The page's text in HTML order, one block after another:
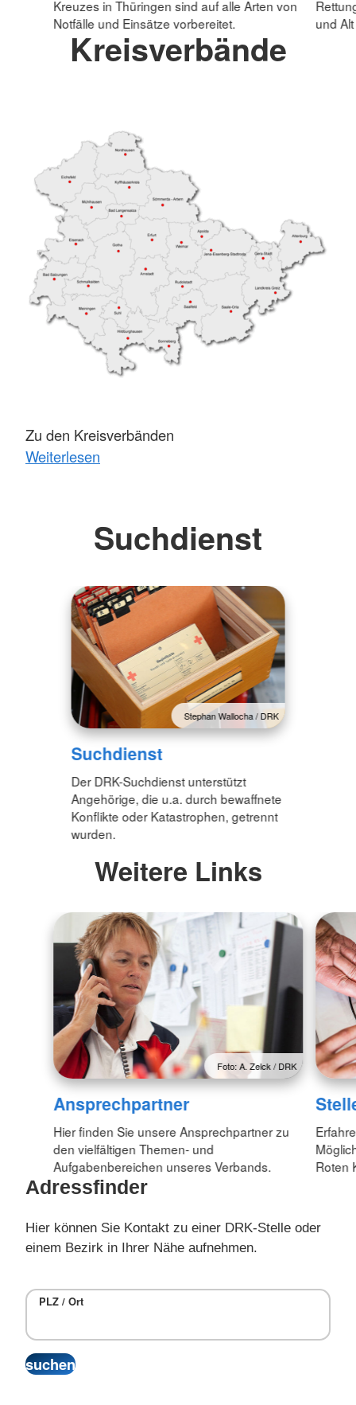
Kreuzes in Thüringen sind auf alle Arten von
Notfälle und Einsätze vorbereitet.
und
Kreisverbände
Zu den Kreisverbänden
Weiterlesen
Suchdienst
Stephan Wallocha / DRK
Suchdienst
Der DRK-Suchdienst unterstützt
Angehörige, die u.a. durch bewaffnete
Konflikte oder Katastrophen, getrennt
wurden.
Weitere Links
Foto: A. Zelck / DRK
Ansprechpartner
Hier finden Sie unsere Ansprechpartner zu
den vielfältigen Themen- und
Aufgabenbereichen unseres Verbands.
Roten
Adressfinder
Hier können Sie Kontakt zu einer DRK-Stelle oder
einem Bezirk in Ihrer Nähe aufnehmen.
PLZ / Ort